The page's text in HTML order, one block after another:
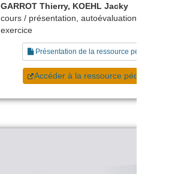
GARROT Thierry, KOEHL Jacky
cours / présentation, autoévaluation, étude de
exercice
Présentation de la ressource pédagogique
Accéder à la ressource pédagogique